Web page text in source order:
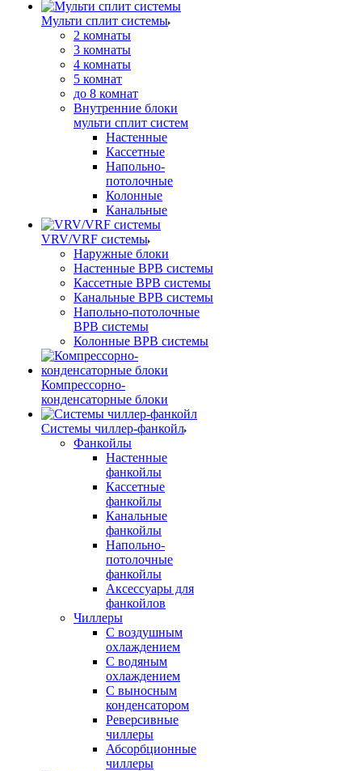
Мульти сплит системы
2 комнаты
3 комнаты
4 комнаты
5 комнат
до 8 комнат
Внутренние блоки
мульти сплит систем
Настенные
Кассетные
Напольно-
потолочные
Колонные
Канальные
VRV/VRF системы
Наружные блоки
Настенные ВРВ системы
Кассетные ВРВ системы
Канальные ВРВ системы
Напольно-потолочные
ВРВ системы
Колонные ВРВ системы
Компрессорно-
конденсаторные блоки
Системы чиллер-фанкойл
Фанкойлы
Настенные
фанкойлы
Кассетные
фанкойлы
Канальные
фанкойлы
Напольно-
потолочные
фанкойлы
Аксессуары для
фанкойлов
Чиллеры
С воздушным
охлаждением
С водяным
охлаждением
С выносным
конденсатором
Реверсивные
чиллеры
Абсорбционные
чиллеры